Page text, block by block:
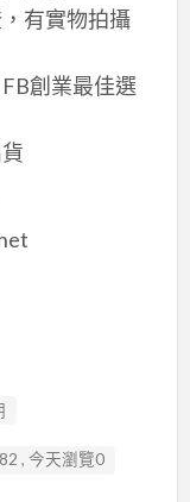
有實物拍攝
創業最佳選
, 今天瀏覽0